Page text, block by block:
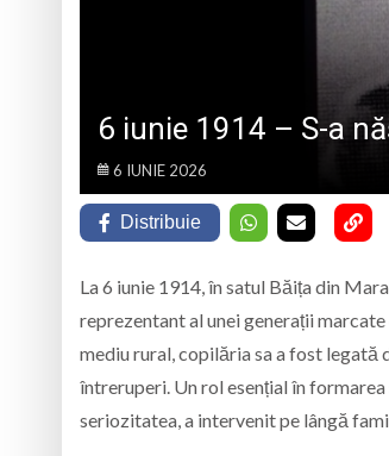
6 iunie 1914 – S-a
6 IUNIE 2026
Distribuie
La 6 iunie 1914, în satul Băița din
reprezentant al unei generații
mediu rural, copilăria sa a fost legată
întreruperi. Un rol esențial în
seriozitatea, a intervenit pe lângă